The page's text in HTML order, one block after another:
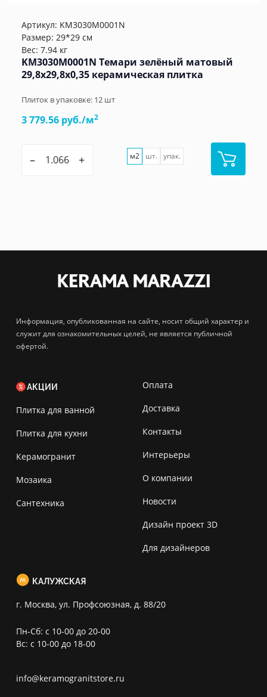
Артикул: KM3030M0001N
Размер: 29*29 см
Вес: 7.94 кг
KM3030M0001N Темари зелёный матовый
29,8x29,8x0,35 керамическая плитка
Плиток в упаковке: 12 шт
3 779.56 руб./м2
– + м2 шт. упак.
Информация, опубликованная на сайте, носит общий характер и
служит для ознакомительных целей, не является публичной
офертой.
АКЦИИ
Плитка для ванной
Плитка для кухни
Керамогранит
Мозаика
Сантехника
Оплата
Доставка
Контакты
Интерьеры
О компании
Новости
Дизайн проект 3D
Для дизайнеров
КАЛУЖСКАЯ
г. Москва, ул. Профсоюзная, д. 88/20
Пн-Сб: с 10-00 до 20-00
Вс: с 10-00 до 18-00
info@keramogranitstore.ru